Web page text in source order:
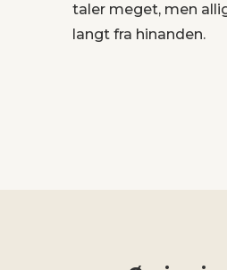
taler meget, men
langt fra hinanden.